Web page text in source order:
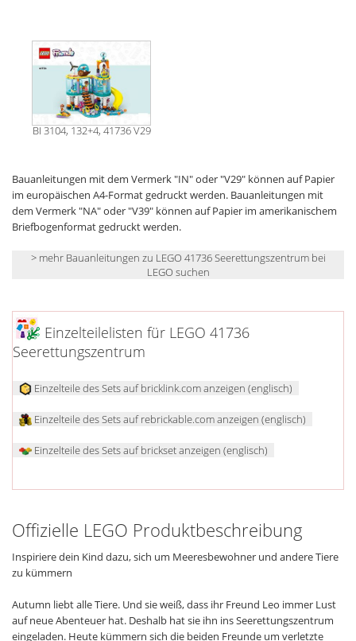
BI 3104, 132+4, 41736 V29
Bauanleitungen mit dem Vermerk "IN" oder "V29" können auf Papier
im europäischen A4-Format gedruckt werden. Bauanleitungen mit
dem Vermerk "NA" oder "V39" können auf Papier im amerikanischem
Briefbogenformat gedruckt werden.
> mehr Bauanleitungen zu LEGO 41736 Seerettungszentrum bei
LEGO suchen
Einzelteilelisten für LEGO 41736
Seerettungszentrum
Einzelteile des Sets auf bricklink.com anzeigen (englisch)
Einzelteile des Sets auf rebrickable.com anzeigen (englisch)
Einzelteile des Sets auf brickset anzeigen (englisch)
Offizielle LEGO Produktbeschreibung
Inspiriere dein Kind dazu, sich um Meeresbewohner und andere Tiere
zu kümmern
Autumn liebt alle Tiere. Und sie weiß, dass ihr Freund Leo immer Lust
auf neue Abenteuer hat. Deshalb hat sie ihn ins Seerettungszentrum
eingeladen. Heute kümmern sich die beiden Freunde um verletzte